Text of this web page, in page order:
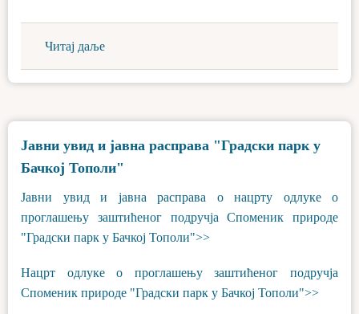
Читај даље
Јавни увид и јавна расправа "Градски парк у
Бачкој Тополи"
Јавни увид и јавна расправа о нацрту одлуке о
проглашењу заштићеног подручја Споменик природе
"Градски парк у Бачкој Тополи">>
Нацрт одлуке о проглашењу заштићеног подручја
Споменик природе "Градски парк у Бачкој Тополи">>